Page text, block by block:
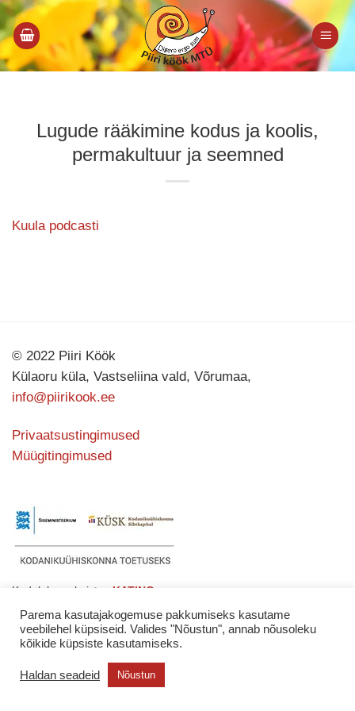
Skip
to
content
Lugude rääkimine kodus ja koolis,
permakultuur ja seemned
Kuula podcasti
© 2022 Piiri Köök
Külaoru küla, Vastseliina vald, Võrumaa,
info@piirikook.ee
Privaatsustingimused
Müügitingimused
Kodulehe valmistas KATING
Parema kasutajakogemuse pakkumiseks kasutame
veebilehel küpsiseid. Valides "Nõustun", annab nõusoleku
kõikide küpsiste kasutamiseks.
Haldan seadeid Nõustun